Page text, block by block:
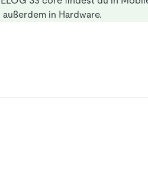
in Hardware.